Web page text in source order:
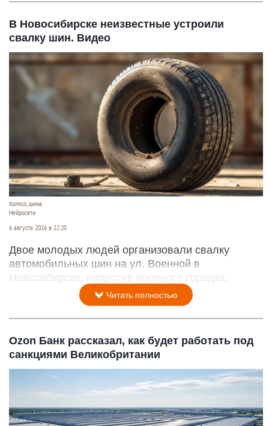
В Новосибирске неизвестные устроили
свалку шин. Видео
Колесо, шина
Нейросети
6 августа 2026 в 22:20
Двое молодых людей организовали свалку
автомобильных шин на ул. Военной в
Новосибирске, напротив военного городка.
Читать полностью
Ozon Банк рассказал, как будет работать под
санкциями Великобритании